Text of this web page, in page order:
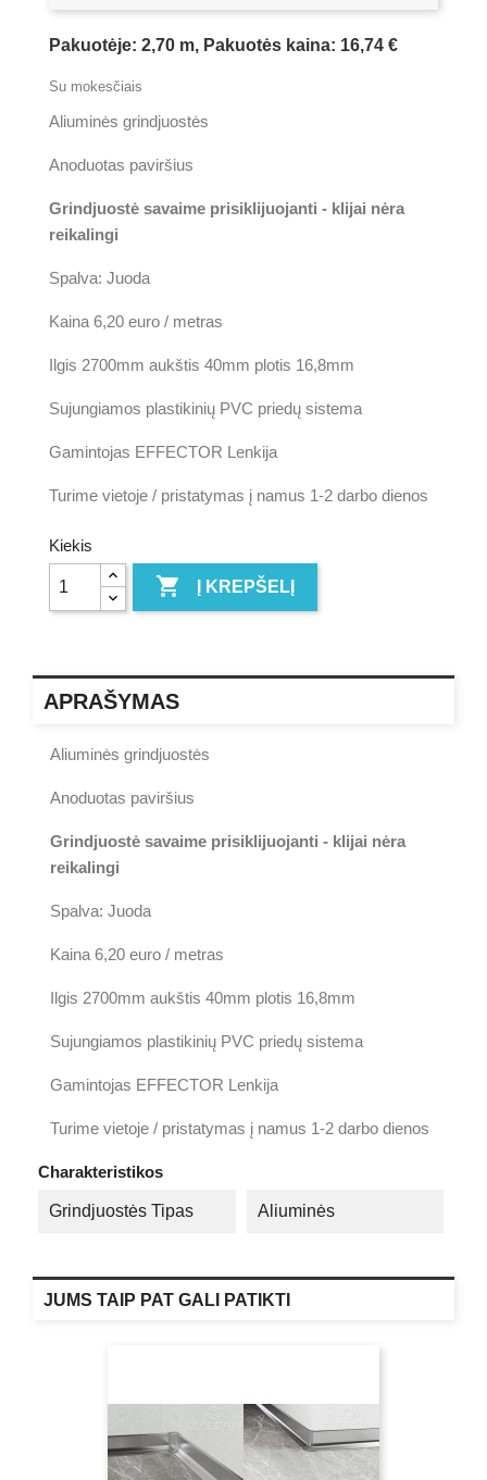
Pakuotėje: 2,70 m, Pakuotės kaina: 16,74 €
Su mokesčiais
Aliuminės grindjuostės
Anoduotas paviršius
Grindjuostė savaime prisiklijuojanti - klijai nėra
reikalingi
Spalva: Juoda
Kaina 6,20 euro / metras
Ilgis 2700mm aukštis 40mm plotis 16,8mm
Sujungiamos plastikinių PVC priedų sistema
Gamintojas EFFECTOR Lenkija
Turime vietoje / pristatymas į namus 1-2 darbo dienos
Kiekis
 Į KREPŠELĮ
APRAŠYMAS
Aliuminės grindjuostės
Anoduotas paviršius
Grindjuostė savaime prisiklijuojanti - klijai nėra
reikalingi
Spalva: Juoda
Kaina 6,20 euro / metras
Ilgis 2700mm aukštis 40mm plotis 16,8mm
Sujungiamos plastikinių PVC priedų sistema
Gamintojas EFFECTOR Lenkija
Turime vietoje / pristatymas į namus 1-2 darbo dienos
Charakteristikos
Grindjuostės Tipas Aliuminės
JUMS TAIP PAT GALI PATIKTI